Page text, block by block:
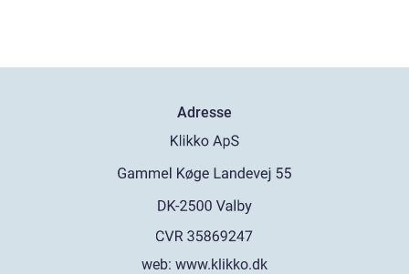
Adresse
web: www.klikko.dk